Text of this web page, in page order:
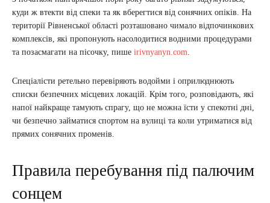
куди ж втекти від спеки та як вберегтися від сонячних опіків. На
території Рівненської області розташовано чимало відпочинкових
комплексів, які пропонують насолодитися водними процедурами
та позасмагати на пісочку, пише irivnyanyn.com
Спеціалісти ретельно перевіряють водойми і оприлюднюють
списки безпечних місцевих локацій. Крім того, розповідають, які
напої найкраще тамують спрагу, що не можна їсти у спекотні дні,
чи безпечно займатися спортом на вулиці та коли утриматися від
прямих сонячних променів.
Правила перебування під палючим
сонцем